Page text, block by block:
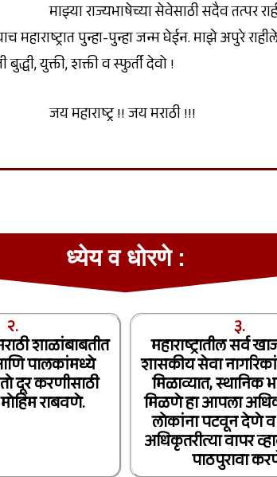
माझ्या राज्यभाषेच्या सेवेसाठी सदैव तत्पर
महाराष्ट्रात पुन्हा-पुन्हा जन्म घेईन. माझे अपुरे
बुद्धी, युक्ती, शक्ती व स्फुर्ती देवो !
जय महाराष्ट्र !! जय मराठी !!!
ध्येय व धोरणे :
२.
शाळांबाबतीत
पालकांमध्ये
दूर करणीसाठी
राबवणे.
३.
महाराष्ट्रातील सर्व
शासकीय सेवा
मिळाव्यात, स्थानिक
मिळणे हा आपला
लोकांना पटवून देणे व
अधिकृतरीत्या वापर
पाठपुरावा